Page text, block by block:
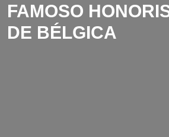
FAMOSO
DE BÉLGICA